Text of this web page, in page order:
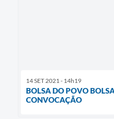
14 SET 2021 - 14h19
BOLSA DO POVO
CONVOCAÇÃO